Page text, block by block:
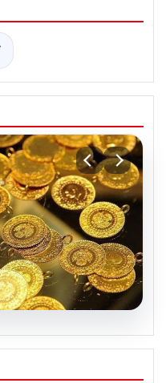
2026: Altın
oldu?